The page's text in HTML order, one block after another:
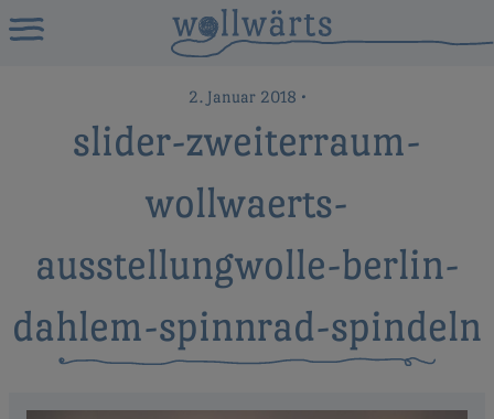
2. Januar 2018 •
slider-zweiterraum-
wollwaerts-
ausstellungwolle-berlin-
dahlem-spinnrad-spindeln